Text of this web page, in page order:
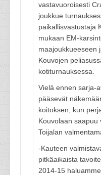
vastavuoroisesti
joukkue
paikallisvastustaja
mukaan EM-
maajoukkueeseen
Kouvojen
kotiturnauksessa.
Vielä ennen sarja-
pääsevät
koitoksen, kun
Kouvolaan saapuu
Toijalan
-Kauteen
pitkäaikaista
2014-15